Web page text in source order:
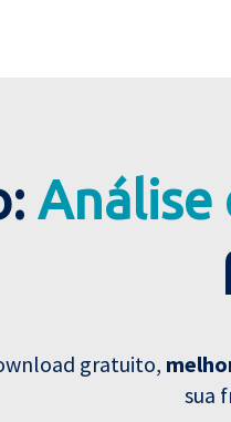
Análise
gratuito,
sua